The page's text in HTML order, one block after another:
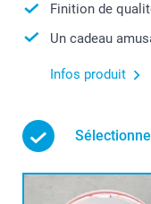
Finition de
Un cadeau
Infos produit